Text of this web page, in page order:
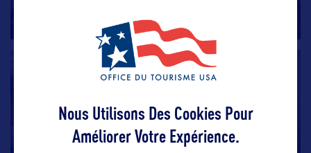
Barber Motorsports Park…
Selma to Montgomery National Historic Trail
Le chemin historique national de 86 kilomètres de
Selma à Montgomery commémore …
Nous Utilisons Des Cookies Pour
Améliorer Votre Expérience.